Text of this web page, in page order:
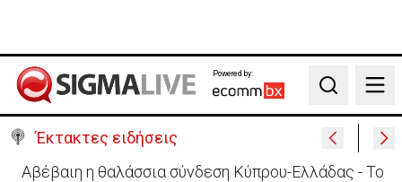
Powered by:
Search
Έκτακτες ειδήσεις
Θέλει να ξαναζωντανέψει την «Corner» o